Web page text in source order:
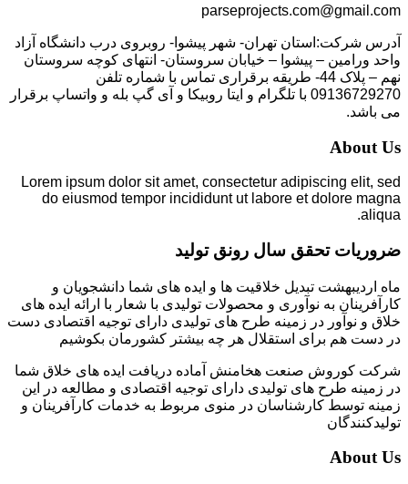
parseprojects.com@gmail.com
آدرس شرکت:استان تهران- شهر پیشوا- روبروی درب دانشگاه آزاد
واحد ورامین – پیشوا – خیابان سروستان- انتهای کوچه سروستان
نهم – پلاک 44- طریقه برقراری تماس با شماره تلفن
09136729270 با تلگرام و ایتا روبیکا و آی گپ بله و واتساپ برقرار
می باشد.
About Us
Lorem ipsum dolor sit amet, consectetur adipiscing elit, sed
do eiusmod tempor incididunt ut labore et dolore magna
aliqua.
ضروریات تحقق سال رونق تولید
ماه اردیبهشت تبدیل خلاقیت ها و ایده های شما دانشجویان و
کارآفرینان به نوآوری و محصولات تولیدی با شعار با ارائه ایده های
خلاق و نوآور در زمینه طرح های تولیدی دارای توجیه اقتصادی دست
در دست هم برای استقلال هر چه بیشتر کشورمان بکوشیم
شرکت کوروش صنعت هخامنش آماده دریافت ایده های خلاق شما
در زمینه طرح های تولیدی دارای توجیه اقتصادی و مطالعه در این
زمینه توسط کارشناسان در منوی مربوط به خدمات کارآفرینان و
تولیدکنندگان
About Us